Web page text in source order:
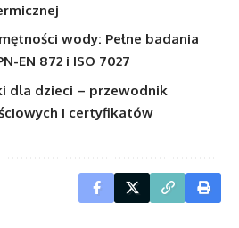
wody: Pełne badania
EN 872 i ISO 7027
dla dzieci – przewodnik
i certyfikatów